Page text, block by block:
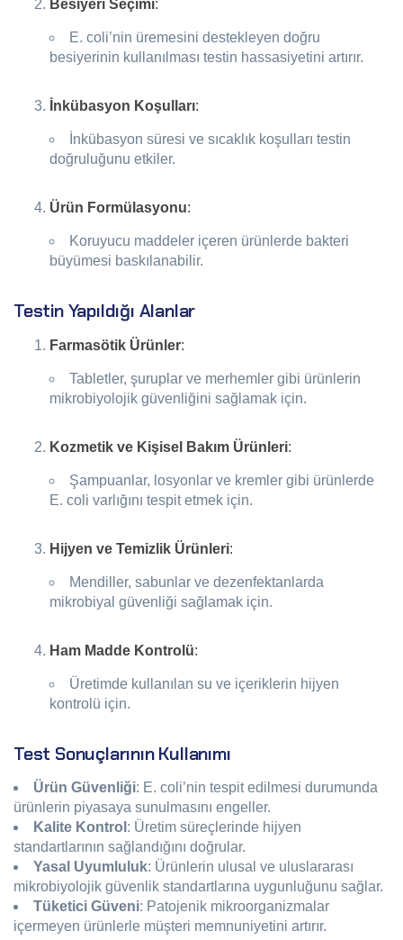
Besiyeri Seçimi:
E. coli’nin üremesini destekleyen doğru
besiyerinin kullanılması testin hassasiyetini artırır.
İnkübasyon Koşulları:
İnkübasyon süresi ve sıcaklık koşulları testin
doğruluğunu etkiler.
Ürün Formülasyonu:
Koruyucu maddeler içeren ürünlerde bakteri
büyümesi baskılanabilir.
Testin Yapıldığı Alanlar
Farmasötik Ürünler:
Tabletler, şuruplar ve merhemler gibi ürünlerin
mikrobiyolojik güvenliğini sağlamak için.
Kozmetik ve Kişisel Bakım Ürünleri:
Şampuanlar, losyonlar ve kremler gibi ürünlerde
E. coli varlığını tespit etmek için.
Hijyen ve Temizlik Ürünleri:
Mendiller, sabunlar ve dezenfektanlarda
mikrobiyal güvenliği sağlamak için.
Ham Madde Kontrolü:
Üretimde kullanılan su ve içeriklerin hijyen
kontrolü için.
Test Sonuçlarının Kullanımı
Ürün Güvenliği: E. coli’nin tespit edilmesi durumunda
ürünlerin piyasaya sunulmasını engeller.
Kalite Kontrol : Üretim süreçlerinde hijyen
standartlarının sağlandığını doğrular.
Yasal Uyumluluk: Ürünlerin ulusal ve uluslararası
mikrobiyolojik güvenlik standartlarına uygunluğunu sağlar.
Tüketici Güveni: Patojenik mikroorganizmalar
içermeyen ürünlerle müşteri memnuniyetini artırır.